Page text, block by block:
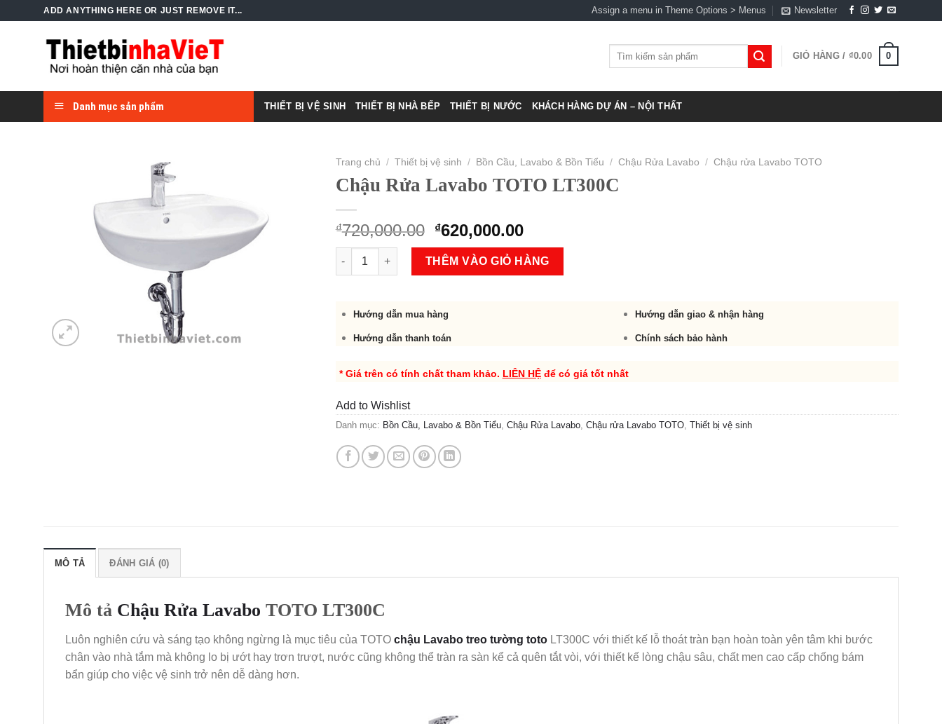
ADD ANYTHING HERE OR JUST REMOVE IT... Assign a menu in Theme Options > Menus Newsletter
GIỎ HÀNG / ₫0.00 0
Danh mục sản phẩm THIẾT BỊ VỆ SINH THIẾT BỊ NHÀ BẾP THIẾT BỊ NƯỚC KHÁCH HÀNG DỰ ÁN – NỘI THẤT
Trang chủ / Thiết bị vệ sinh / Bồn Cầu, Lavabo & Bồn Tiểu / Chậu Rửa Lavabo / Chậu rửa Lavabo TOTO
Chậu Rửa Lavabo TOTO LT300C
₫720,000.00 Original
price
was:
₫720,000.00.
₫620,000.00Current
price
is:
₫620,000.00.
Chậu Rửa Lavabo TOTO LT300C số lượng
THÊM VÀO GIỎ HÀNG
Hướng dẫn mua hàng
Hướng dẫn thanh toán
Hướng dẫn giao & nhận hàng
Chính sách bảo hành
* Giá trên có tính chất tham khảo. LIÊN HỆđể có giá tốt nhất
Add to Wishlist
Danh mục: Bồn Cầu, Lavabo & Bồn Tiểu, Chậu Rửa Lavabo, Chậu rửa Lavabo TOTO, Thiết bị vệ sinh
MÔ TẢ ĐÁNH GIÁ (0)
Mô tả Chậu Rửa Lavabo TOTO LT300C
Luôn nghiên cứu và sáng tạo không ngừng là mục tiêu của TOTO chậu Lavabo treo tường toto LT300C với thiết kế lỗ thoát tràn bạn hoàn toàn yên tâm khi bước
chân vào nhà tắm mà không lo bị ướt hay trơn trượt, nước cũng không thể tràn ra sàn kể cả quên tắt vòi, với thiết kế lòng chậu sâu, chất men cao cấp chống bám
bẩn giúp cho việc vệ sinh trở nên dễ dàng hơn.